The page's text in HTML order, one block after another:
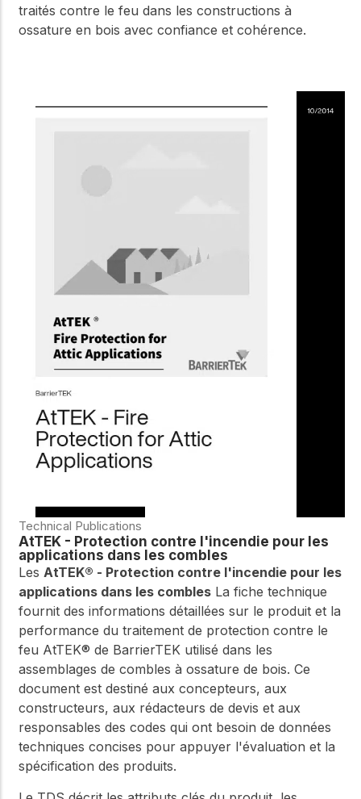
traités contre le feu dans les constructions à
ossature en bois avec confiance et cohérence.
Technical Publications
AtTEK - Protection contre l'incendie pour les
applications dans les combles
Les AtTEK® - Protection contre l'incendie pour les
applications dans les combles La fiche technique
fournit des informations détaillées sur le produit et la
performance du traitement de protection contre le
feu AtTEK® de BarrierTEK utilisé dans les
assemblages de combles à ossature de bois. Ce
document est destiné aux concepteurs, aux
constructeurs, aux rédacteurs de devis et aux
responsables des codes qui ont besoin de données
techniques concises pour appuyer l'évaluation et la
spécification des produits.